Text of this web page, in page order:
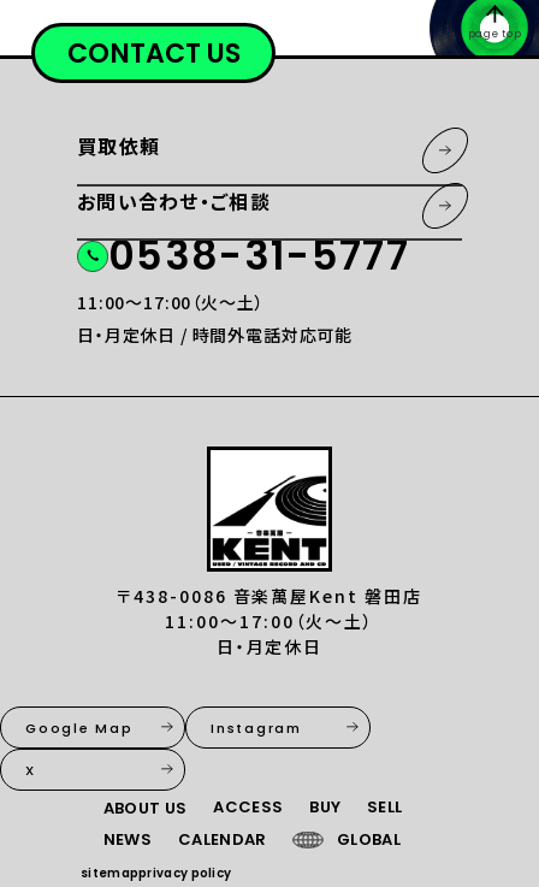
page top
CONTACT US
買取依頼
お問い合わせ・ご相談
0538-31-5777
11:00〜17:00（火〜土）
日・月定休日 / 時間外電話対応可能
〒438-0086 音楽萬屋Kent 磐田店
11:00〜17:00（火〜土）
日・月定休日
Google Map Instagram
X
ABOUT US ACCESS BUY
SELL
NEWS
CALENDAR GLOBAL
sitemapprivacy policy